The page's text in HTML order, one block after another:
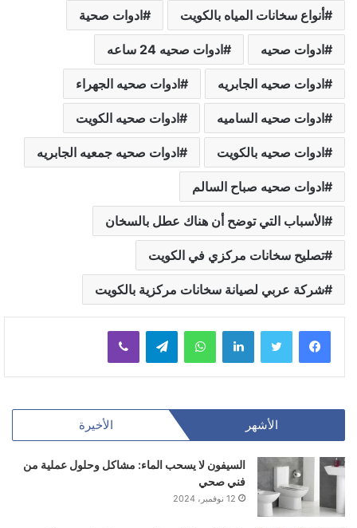
أنواع سخانات المياه بالكويت ادوات صحية
ادوات صحيه ادوات صحيه 24 ساعه
ادوات صحيه الجابريه ادوات صحيه الجهراء
ادوات صحيه الساميه ادوات صحيه الكويت
ادوات صحيه بالكويت ادوات صحيه جمعيه الجابريه
ادوات صحيه صباح السالم
الأسباب التي توضح أن هناك عطل بالسخان
تصليح سخانات مركزي في الكويت
شركة عربي لصيانة سخانات مركزية بالكويت
لينكدإن واتساب تيلقرام ڤايبر
الأشهر الأخيرة
السيفون لا يسحب الماء: مشاكل وحلول عملية من
فني صحي
12 نوفمبر، 2024